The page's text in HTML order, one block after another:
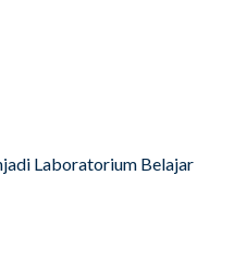
Laboratorium Belajar